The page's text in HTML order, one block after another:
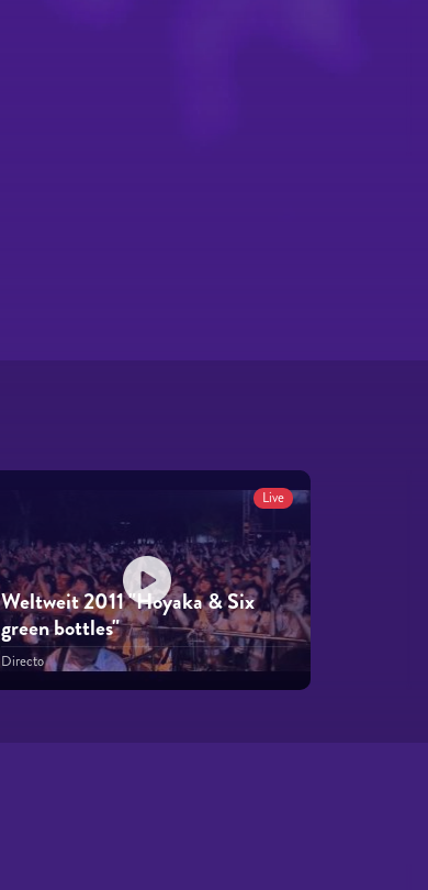
Live
Weltweit 2011 "Hoyaka & Six
green bottles"
Directo